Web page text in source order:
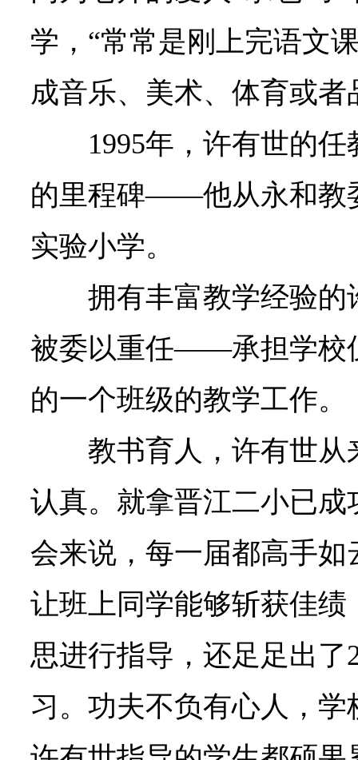
学，“常常是刚上完语文
成音乐、美术、体育或者
1995年，许有世的
的里程碑——他从永和教
实验小学。
拥有丰富教学经验
被委以重任——承担学校
的一个班级的教学工作。
教书育人，许有世
认真。就拿晋江二小已
会来说，每一届都高手
让班上同学能够斩获佳
思进行指导，还足足出了
习。功夫不负有心人，